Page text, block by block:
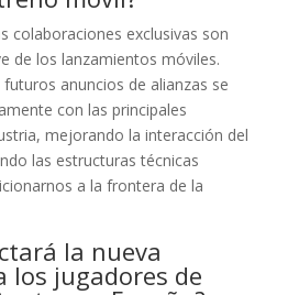
colaboraciones exclusivas son
de los lanzamientos móviles.
anuncios de alianzas se
con las principales
mejorando la interacción del
las estructuras técnicas
a la frontera de la
la nueva
los jugadores de